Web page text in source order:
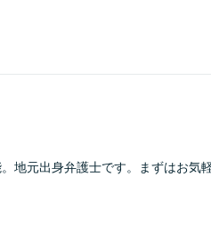
地元出身弁護士です。まずはお気